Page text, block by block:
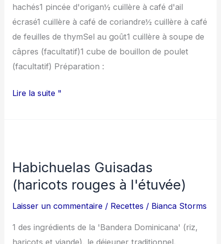
hachés1 pincée d'origan½ cuillère à café d'ail
écrasé1 cuillère à café de coriandre½ cuillère à café
de feuilles de thymSel au goût1 cuillère à soupe de
câpres (facultatif)1 cube de bouillon de poulet
(facultatif) Préparation :
Lire la suite "
Habichuelas Guisadas
(haricots rouges à l'étuvée)
Laisser un commentaire / Recettes / Bianca Storms
1 des ingrédients de la 'Bandera Dominicana' (riz,
(haricots
rouges